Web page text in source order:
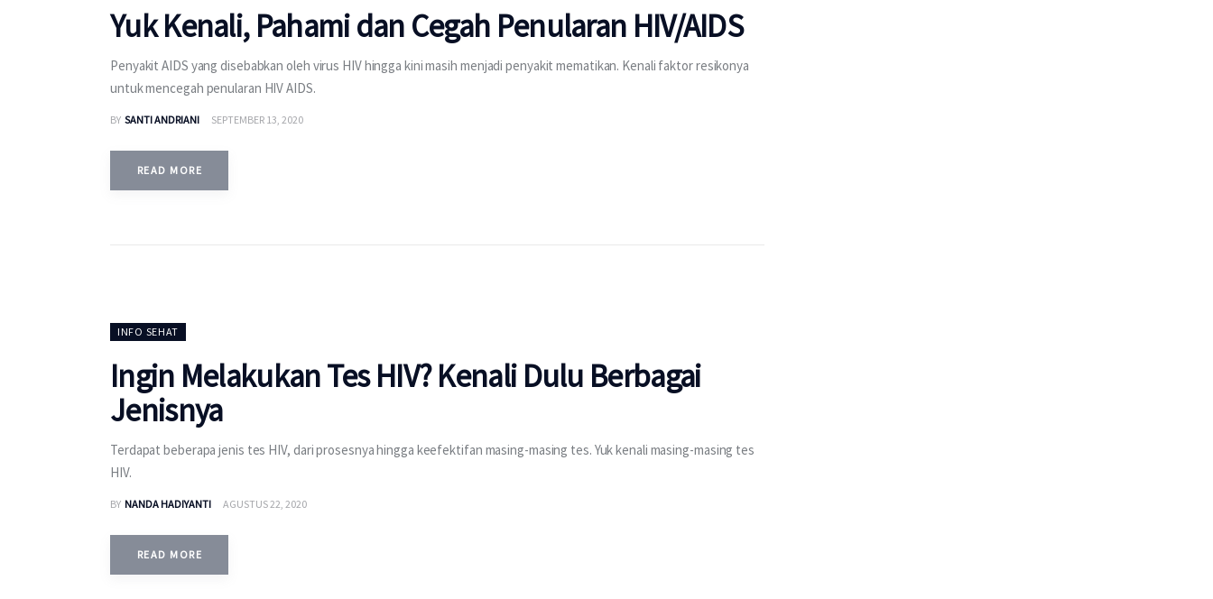
Yuk Kenali, Pahami dan Cegah Penularan HIV/AIDS
Penyakit AIDS yang disebabkan oleh virus HIV hingga kini masih menjadi penyakit mematikan. Kenali faktor resikonya
untuk mencegah penularan HIV AIDS.
BY SANTI ANDRIANI SEPTEMBER 13, 2020
READ MORE
INFO SEHAT
Ingin Melakukan Tes HIV? Kenali Dulu Berbagai
Jenisnya
Terdapat beberapa jenis tes HIV, dari prosesnya hingga keefektifan masing-masing tes. Yuk kenali masing-masing tes
HIV.
BY NANDA HADIYANTI AGUSTUS 22, 2020
READ MORE